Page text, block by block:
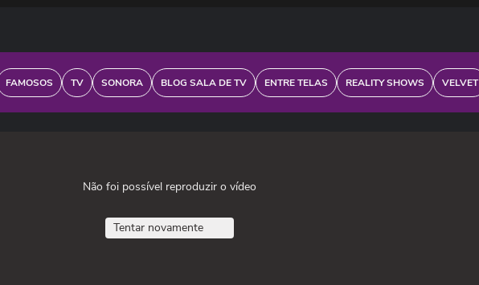
FAMOSOS TV SONORA BLOG SALA DE TV ENTRE TELAS REALITY SHOWS VELVET
Não foi possível reproduzir o vídeo
Tentar novamente